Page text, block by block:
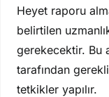
Heyet raporu
belirtilen
gerekecektir. Bu
tarafından
tetkikler yapılır.